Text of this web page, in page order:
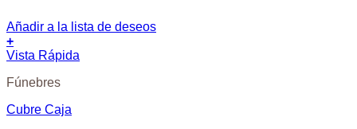
Añadir a la lista de deseos
+
Vista Rápida
Fúnebres
Cubre Caja